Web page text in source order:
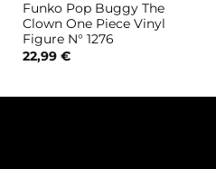
Funko Pop Buggy The
Clown One Piece Vinyl
Figure N° 1276
22,99 €